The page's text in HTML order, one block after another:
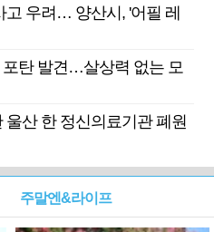
우려… 양산시, '어필 레
탄 발견…살상력 없는 모
산 한 정신의료기관 폐원
주말엔&라이프